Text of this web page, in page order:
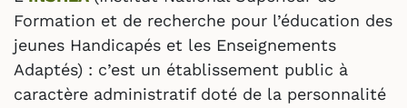
Formation et de recherche pour l’éducation des
jeunes Handicapés et les Enseignements
Adaptés) : c’est un établissement public à
caractère administratif doté de la personnalité